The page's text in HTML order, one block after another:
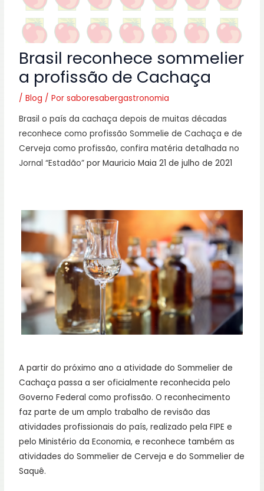
Brasil reconhece sommelier
a profissão de Cachaça
/Blog / Porsaboresabergastronomia
Brasil o país da cachaça depois de muitas décadas
reconhece como profissão Sommelie de Cachaça e de
Cerveja como profissão, confira matéria detalhada no
Jornal “Estadão”por Mauricio Maia 21 de julho de 2021
A partir do próximo ano a atividade do Sommelier de
Cachaça passa a ser oficialmente reconhecida pelo
Governo Federal como profissão. O reconhecimento
faz parte de um amplo trabalho de revisão das
atividades profissionais do país, realizado pela FIPE e
pelo Ministério da Economia, e reconhece também as
atividades do Sommelier de Cerveja e do Sommelier de
Saquê.